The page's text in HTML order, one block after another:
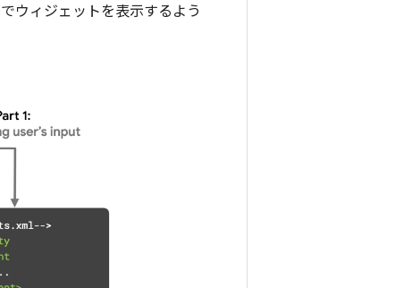
ウィジェットを表示するよう